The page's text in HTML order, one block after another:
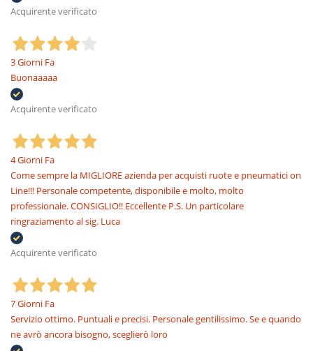
Acquirente verificato
3 Giorni Fa
Buonaaaaa
Acquirente verificato
4 Giorni Fa
Come sempre la MIGLIORE azienda per acquisti ruote e pneumatici on
Line!!! Personale competente, disponibile e molto, molto
professionale. CONSIGLIO!! Eccellente P.S. Un particolare
ringraziamento al sig. Luca
Acquirente verificato
7 Giorni Fa
Servizio ottimo. Puntuali e precisi. Personale gentilissimo. Se e quando
ne avrò ancora bisogno, sceglierò loro